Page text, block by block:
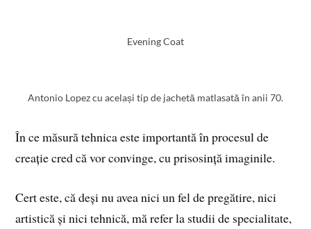
Evening Coat
Antonio Lopez cu același tip de jachetă matlasată în anii 70.
În ce măsură tehnica este importantă în procesul de
creație cred că vor convinge, cu prisosință imaginile.
Cert este, că deși nu avea nici un fel de pregătire, nici
artistică și nici tehnică, mă refer la studii de specialitate,